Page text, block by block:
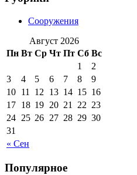
Сооружения
Август 2026
Пн Вт Ср Чт Пт Сб Вс
« Сен
1
2
3
4 5 6 7 8
9
10 11 12 13 14 15 16
17 18 19 20 21 22 23
24 25 26 27 28 29 30
31
Популярное